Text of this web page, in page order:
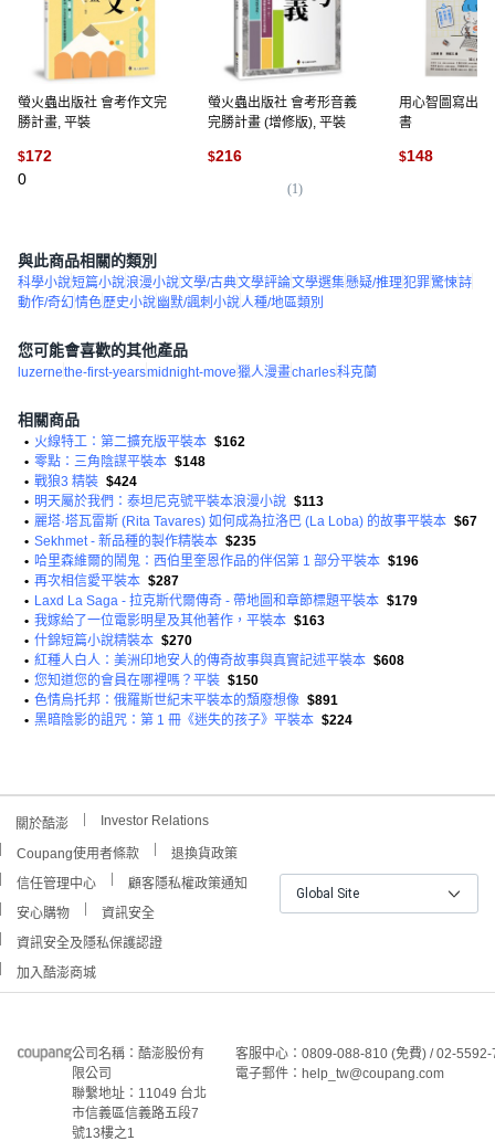
螢火蟲出版社 會考作文完
勝計畫, 平裝
$172
0
螢火蟲出版社 會考形音義
完勝計畫 (增修版), 平裝
$216
(1)
用心智圖寫出
書
$148
與此商品相關的類別
科學小說短篇小說浪漫小說文學/古典文學評論文學選集懸疑/推理犯罪驚悚詩
動作/奇幻情色歷史小說 幽默/諷刺小說人種/地區類別
您可能會喜歡的其他產品
luzernethe-first-yearsmidnight-move獵人漫畫charles科克蘭
相關商品
• 火線特工：第二擴充版平裝本 $162
• 零點：三角陰謀平裝本 $148
• 戰狼3 精裝 $424
• 明天屬於我們：泰坦尼克號平裝本浪漫小說 $113
• 麗塔·塔瓦雷斯 (Rita Tavares) 如何成為拉洛巴 (La Loba) 的故事平裝本 $67
• Sekhmet - 新品種的製作精裝本 $235
• 哈里森維爾的鬧鬼：西伯里奎恩作品的伴侶第 1 部分平裝本 $196
• 再次相信愛平裝本 $287
• Laxd La Saga - 拉克斯代爾傳奇 - 帶地圖和章節標題平裝本 $179
• 我嫁給了一位電影明星及其他著作，平裝本 $163
• 什錦短篇小說精裝本 $270
• 紅種人白人：美洲印地安人的傳奇故事與真實記述平裝本 $608
• 您知道您的會員在哪裡嗎？平裝 $150
• 色情烏托邦：俄羅斯世紀末平裝本的頹廢想像 $891
• 黑暗陰影的詛咒：第 1 冊《迷失的孩子》平裝本 $224
關於酷澎 Investor Relations
Coupang使用者條款
退換貨政策
信任管理中心
顧客隱私權政策通知
安心購物
資訊安全
資訊安全及隱私保護認證
加入酷澎商城
Global Site
公司名稱：酷澎股份有
限公司
聯繫地址：11049 台北
市信義區信義路五段7
號13樓之1
客服中心：0809-088-810 (免費) / 02-
電子郵件：help_tw@coupang.com